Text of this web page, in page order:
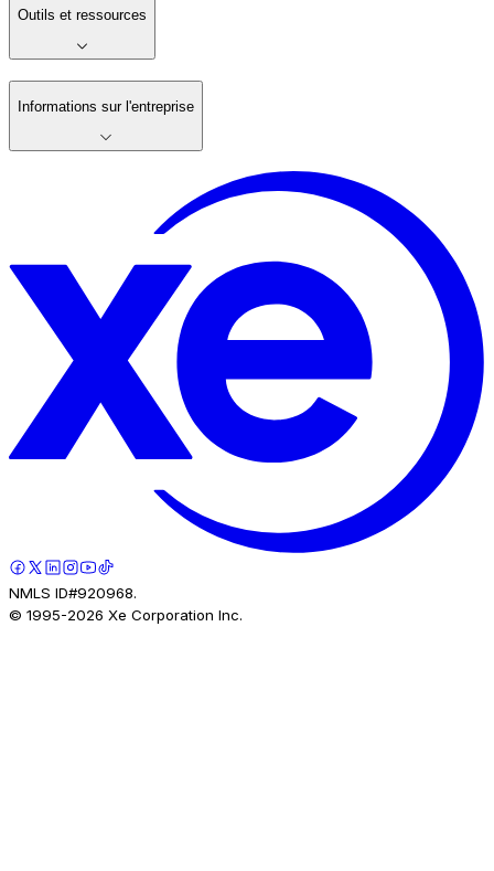
Outils et ressources
Informations sur l'entreprise
NMLS ID#920968.
© 1995-2026 Xe Corporation Inc.